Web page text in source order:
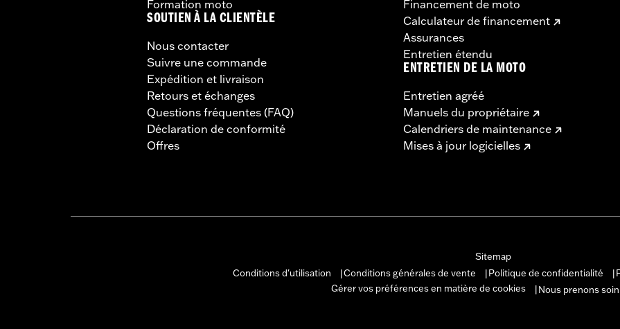
Formation moto
SOUTIEN À LA CLIENTÈLE
Nous contacter
Suivre une commande
Expédition et livraison
Retours et échanges
Questions fréquentes (FAQ)
Déclaration de conformité
Offres
Financement de moto
Calculateur de financement
Assurances
Entretien étendu
ENTRETIEN DE LA MOTO
Entretien agréé
Manuels du propriétaire
Calendriers de maintenance
Mises à jour logicielles
Sitemap
Conditions d'utilisation
Conditions générales de vente Politique de confidentialité
Gérer vos préférences en matière de cookies
Nous prenons